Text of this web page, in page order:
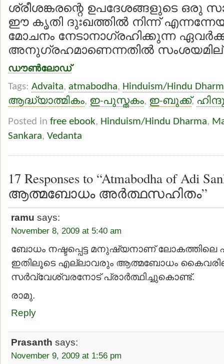
ശ്രീശങ്കരന്റെ ഉപദേശങ്ങളുടെ ഒരു
ഈ കൃതി ദുഃഖത്തില്‍ നിന്ന്
മോചനം നേടാനാഗ്രഹിക്കുന്ന
അനുഗ്രഹമാണെന്നതില്‍
ഡൗണ്‍ലോഡ്
Tags: Advaita, atmabodha, Hinduism/Hindu
ആദ്ധ്യാത്മികം, ഇ-പുസ്തകം, ഇ-ബുക്ക്,
Posted in free ebook, Hinduism/Hindu Dharma,
Sankara, Vedanta
17 Responses to “Atmabodha of Adi
ആത്മബോധം അര്‍ത്ഥസഹിതം”
ramu says:
November 8, 2009 at 5:40 am
ബോധം നഷ്ടപ്പെട്ട മനുഷ്യനാണ് ലോകത്തിലെ
ഇതിലൂടെ എല്ലാവരും ആത്മബോധം
സര്‍വ്വേശ്വരനോട് പ്രാ‍ര്‍ത്ഥിച്ചുകൊണ്ട്.
രാമു.
Reply
Prasanth says:
November 9, 2009 at 1:56 pm